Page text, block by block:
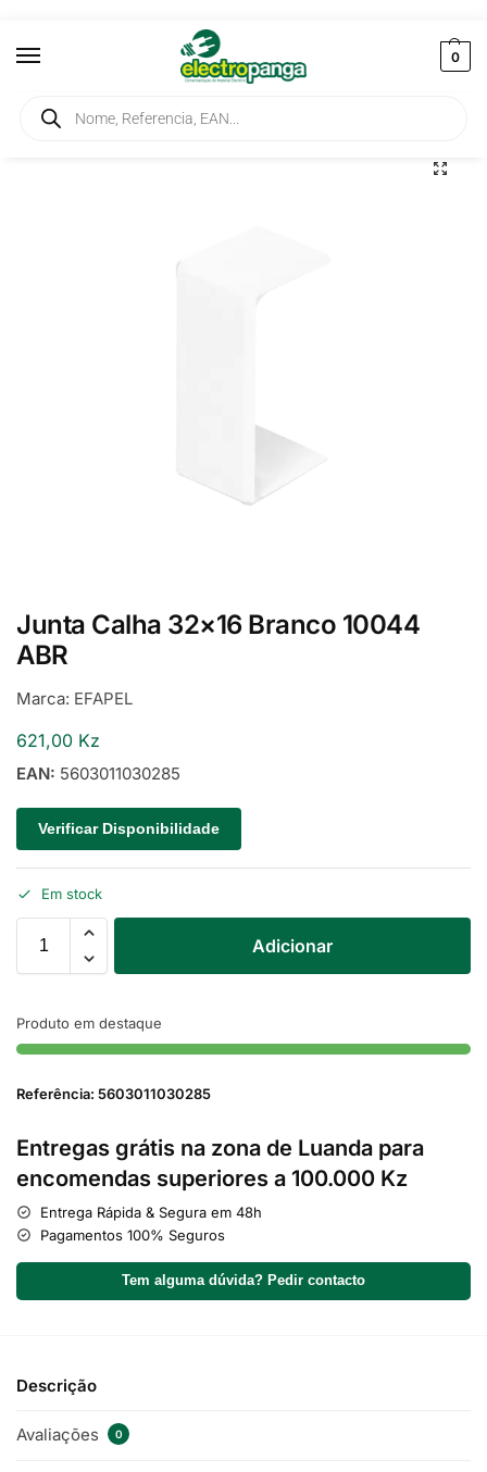
0
Início / Instalação / Calhas Técnicas
Junta Calha 32×16 Branco 10044
ABR
Marca: EFAPEL
621,00 Kz
EAN: 5603011030285
Verificar Disponibilidade
Em stock
Adicionar
Produto em destaque
Referência: 5603011030285
Entregas grátis na zona de Luanda para
encomendas superiores a 100.000 Kz
Entrega Rápida & Segura em 48h
Pagamentos 100% Seguros
Tem alguma dúvida? Pedir contacto
Descrição
Avaliações 0